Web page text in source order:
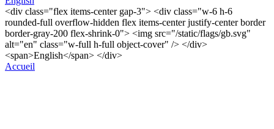
<div class="flex items-center gap-3"> <div class="w-6 h-6
rounded-full overflow-hidden flex items-center justify-center border
border-gray-200 flex-shrink-0"> <img src="/static/flags/gb.svg"
alt="en" class="w-full h-full object-cover" /> </div>
<span>English</span> </div>
Accueil